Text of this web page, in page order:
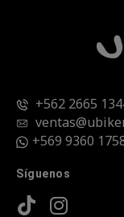
+562 2665
+569 9360
Síguenos